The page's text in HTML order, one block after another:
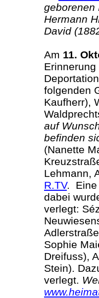
geborenen
Hermann
David
Am 11.
folgenden
Kaufherr),
auf
befinden
(Nanette
Lehmann,
R.TV. Eine
dabei
verlegt:
Sophie
Dreifuss),
Stein).
verlegt.